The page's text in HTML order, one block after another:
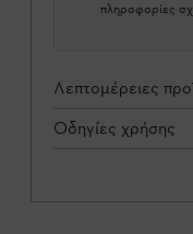
πληροφορίες
Λεπτομέρειες
Οδηγίες χρήσης